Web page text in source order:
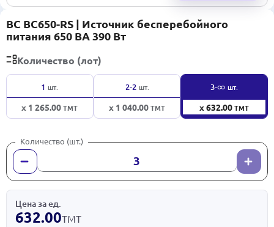
BC BC650-RS | Источник бесперебойного
питания 650 ВА 390 Вт
Количество (лот)
1 шт.
x 1 265.00ТМТ
2-2 шт.
x 1 040.00ТМТ
3-∞ шт.
x 632.00ТМТ
Количество (шт.)
Цена за ед.
632.00ТМТ